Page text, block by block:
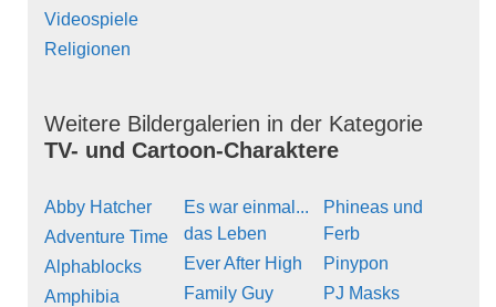
Videospiele
Religionen
Weitere Bildergalerien in der Kategorie
TV- und Cartoon-Charaktere
Abby Hatcher
Adventure Time
Alphablocks
Amphibia
Es war einmal...
das Leben
Ever After High
Family Guy
Phineas und
Ferb
Pinypon
PJ Masks